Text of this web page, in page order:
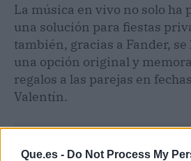
Que.es - Do Not Process My
La música en vivo no solo ha
una solución para fiestas
también, gracias a Fander,
una opción original y
regalos a las parejas en
Valentín.